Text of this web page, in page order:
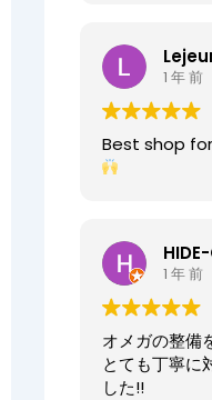
た。店員の方
時計がお好き
すし、寄り添
ましたので、
できました。
交換したベル
と仕事がマッ
心を豊かにす
りました。あ
す。
オーナーか
先日はベルト
1 年 前
Best shop
1 年 前
オメガの整備
とても丁寧に
した!!